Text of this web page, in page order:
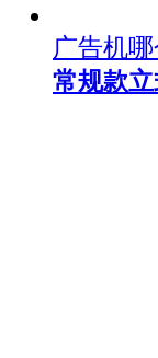
广告机
常规款